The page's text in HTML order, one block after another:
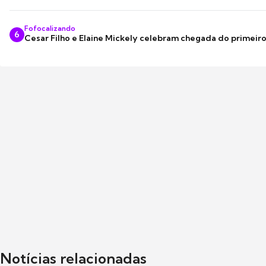
6
Fofocalizando
Cesar Filho e Elaine Mickely celebram chegada do
Notícias relacionadas